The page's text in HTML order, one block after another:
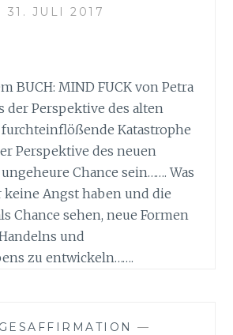
31. JULI 2017
BUCH: MIND FUCK von Petra
der Perspektive des alten
Katastrophe
Perspektive des neuen
Chance sein……. Was
Angst haben und die
Chance sehen, neue Formen
und
zu entwickeln…….
—